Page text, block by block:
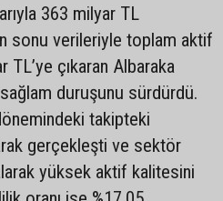
363 milyar TL
sonu verileriyle toplam aktif
çıkaran Albaraka
duruşunu sürdürdü.
takipteki
gerçekleşti ve sektör
yüksek aktif kalitesini